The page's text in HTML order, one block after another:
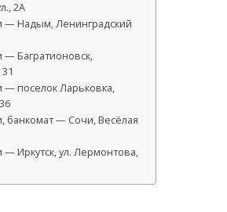
2А
— Надым, Ленинградский
— Багратионовск,
— поселок Ларьковка,
банкомат — Сочи, Весёлая
— Иркутск, ул. Лермонтова,